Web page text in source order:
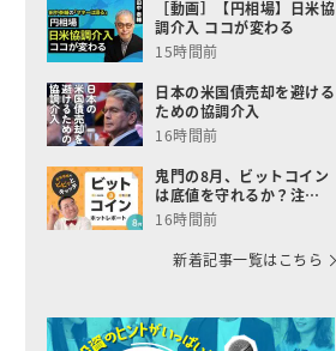
［動画］【円相場】日米協
調介入 ココが変わる
15時間前
日本の米国債売却を避ける
ための協調介入
16時間前
鬼門の8月、ビットコイン
は底値を守れるか？注…
16時間前
新着記事一覧はこちら